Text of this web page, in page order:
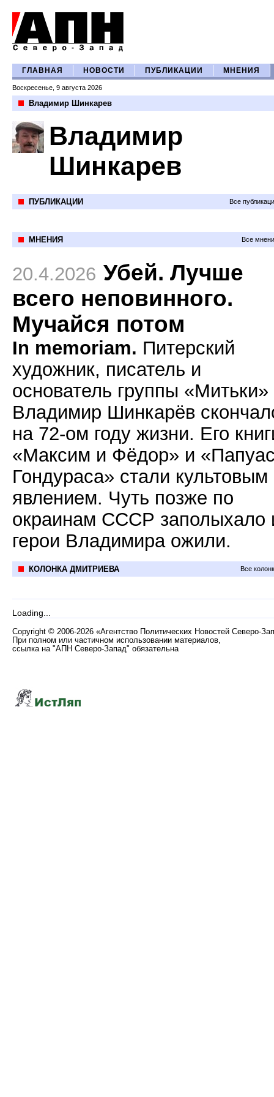
ГЛАВНАЯ НОВОСТИ ПУБЛИКАЦИИ МНЕНИЯ
Воскресенье, 9 августа 2026
Владимир Шинкарев
Владимир
Шинкарев
ПУБЛИКАЦИИ Все
МНЕНИЯ Все
20.4.2026 Убей. Лучше
всего неповинного.
Мучайся потом
In memoriam. Питерский
художник, писатель и
основатель группы «Митьки»
Владимир Шинкарёв
на 72-ом году жизни. Его
«Максим и Фёдор» и
Гондураса» стали культовым
явлением. Чуть позже по
окраинам СССР заполыхало
герои Владимира ожили.
КОЛОНКА ДМИТРИЕВА Все
Loading...
Copyright © 2006-2026 «Агентство Политических Новостей Северо-
При полном или частичном использовании материалов,
ссылка на "АПН Северо-Запад" обязательна